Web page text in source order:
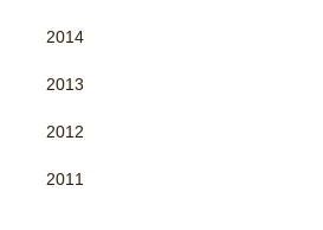
2014
2013
2012
2011